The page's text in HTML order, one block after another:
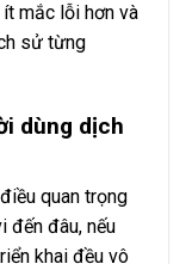
ít mắc lỗi hơn và
sử từng
dùng dịch
quan trọng
đến đâu, nếu
khai đều vô